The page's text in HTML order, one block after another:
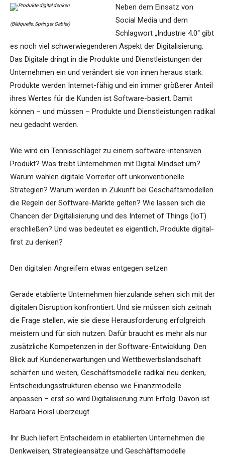
(Bildquelle: Springer Gabler)
Neben dem Einsatz von
Social Media und dem
Schlagwort „Industrie 4.0“ gibt
es noch viel schwerwiegenderen Aspekt der Digitalisierung:
Das Digitale dringt in die Produkte und Dienstleistungen der
Unternehmen ein und verändert sie von innen heraus stark.
Produkte werden Internet-fähig und ein immer größerer Anteil
ihres Wertes für die Kunden ist Software-basiert. Damit
können – und müssen – Produkte und Dienstleistungen radikal
neu gedacht werden.
Wie wird ein Tennisschläger zu einem software-intensiven
Produkt? Was treibt Unternehmen mit Digital Mindset um?
Warum wählen digitale Vorreiter oft unkonventionelle
Strategien? Warum werden in Zukunft bei Geschäftsmodellen
die Regeln der Software-Märkte gelten? Wie lassen sich die
Chancen der Digitalisierung und des Internet of Things (IoT)
erschließen? Und was bedeutet es eigentlich, Produkte digital-
first zu denken?
Den digitalen Angreifern etwas entgegen setzen
Gerade etablierte Unternehmen hierzulande sehen sich mit der
digitalen Disruption konfrontiert. Und sie müssen sich zeitnah
die Frage stellen, wie sie diese Herausforderung erfolgreich
meistern und für sich nutzen. Dafür braucht es mehr als nur
zusätzliche Kompetenzen in der Software-Entwicklung. Den
Blick auf Kundenerwartungen und Wettbewerbslandschaft
schärfen und weiten, Geschäftsmodelle radikal neu denken,
Entscheidungsstrukturen ebenso wie Finanzmodelle
anpassen – erst so wird Digitalisierung zum Erfolg. Davon ist
Barbara Hoisl überzeugt.
Ihr Buch liefert Entscheidern in etablierten Unternehmen die
Denkweisen, Strategieansätze und Geschäftsmodelle